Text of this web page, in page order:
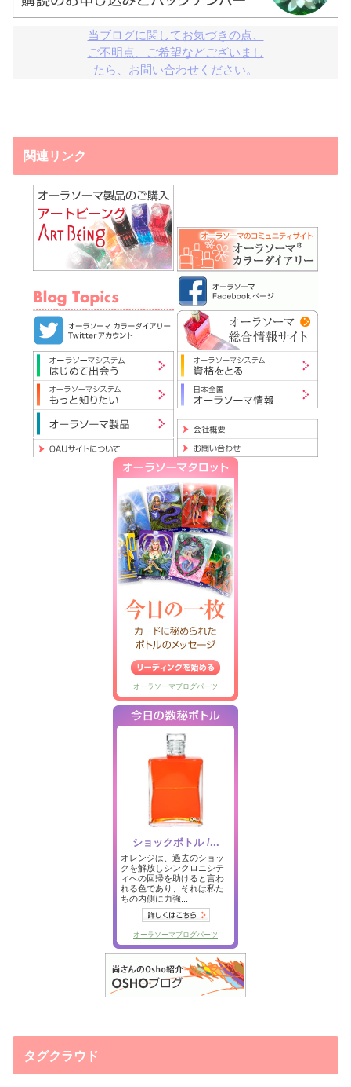
当ブログに関してお気づきの点、
ご不明点、ご希望などございまし
たら、お問い合わせください。
関連リンク
タグクラウド